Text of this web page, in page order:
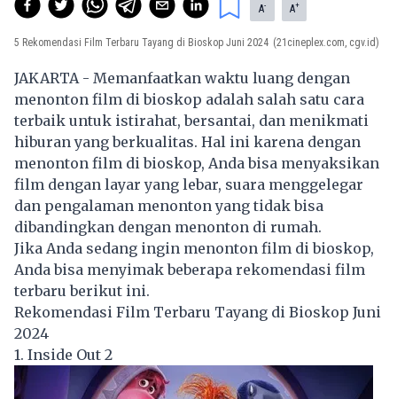
A- A+
5 Rekomendasi Film Terbaru Tayang di Bioskop Juni 2024 (21cineplex.com, cgv.id)
JAKARTA - Memanfaatkan waktu luang dengan
menonton film di bioskop adalah salah satu cara
terbaik untuk istirahat, bersantai, dan menikmati
hiburan yang berkualitas. Hal ini karena dengan
menonton film di bioskop, Anda bisa menyaksikan
film dengan layar yang lebar, suara menggelegar
dan pengalaman menonton yang tidak bisa
dibandingkan dengan menonton di rumah.
Jika Anda sedang ingin menonton film di bioskop,
Anda bisa menyimak beberapa rekomendasi film
terbaru berikut ini.
Rekomendasi Film Terbaru Tayang di Bioskop Juni
2024
1. Inside Out 2